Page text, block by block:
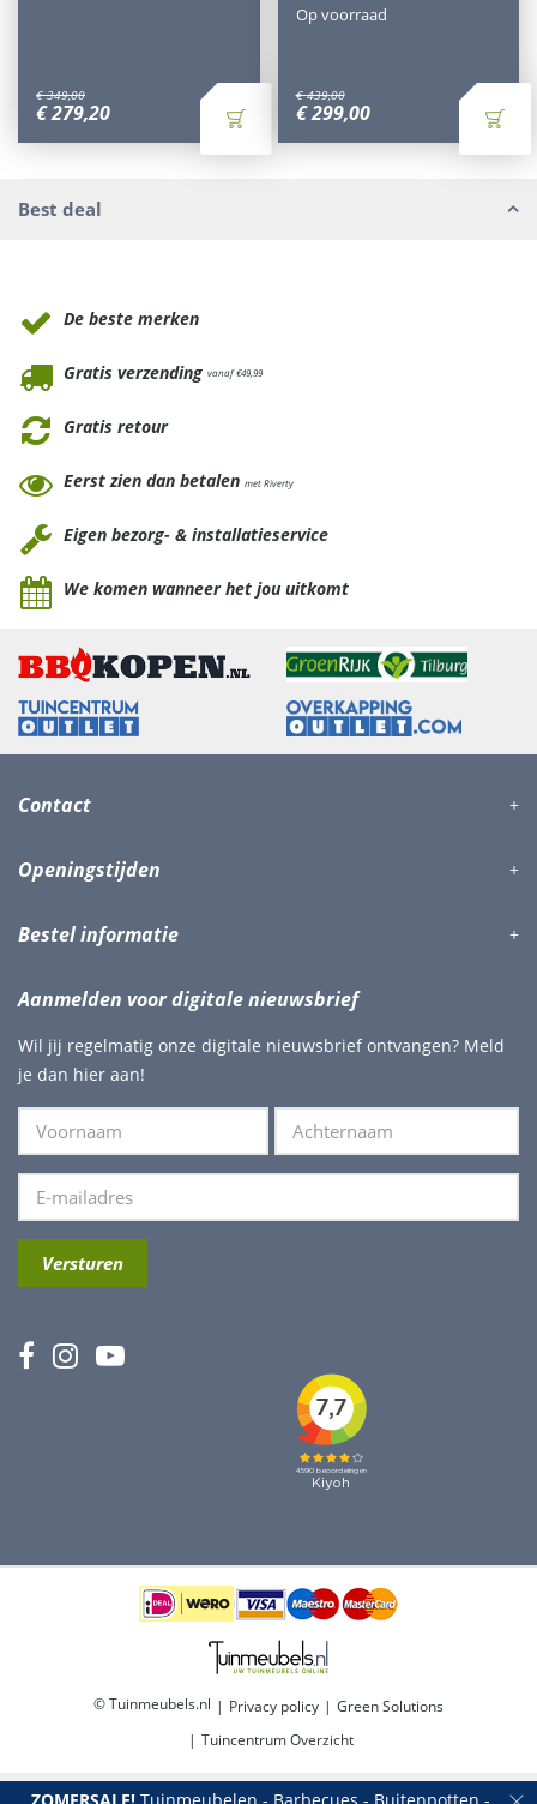
€ 349,00
€279,20
€ 439,00
€299,00
Op voorraad
Best deal
De beste merken
Gratis verzending vanaf €49,99
Gratis retour
Eerst zien dan betalen met Riverty
Eigen bezorg- & installatieservice
We komen wanneer het jou uitkomt
Contact
Openingstijden
Bestel informatie
Aanmelden voor digitale nieuwsbrief
Wil jij regelmatig onze digitale nieuwsbrief ontvangen? Meld
je dan hier aan!
© Tuinmeubels.nl Privacy policy
Green Solutions
Tuincentrum Overzicht